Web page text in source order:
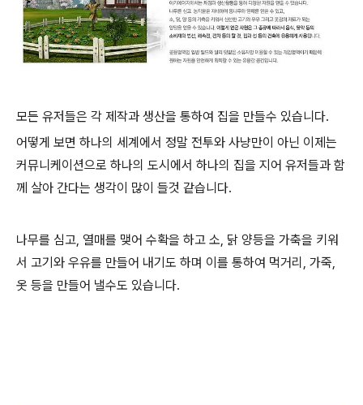
모든 유저들은 각 제작과 생산을 통하여 집을 만들수 있습니다.
어떻게 보면 하나의 세계에서 정말 전투와 사냥만이 아닌 이제는
커뮤니케이션으로 하나의 도시에서 하나의 집을 지어 유저들과 함
께 살아 간다는 생각이 많이 들것 같습니다.
나무를 심고, 열매를 맺어 수확을 하고 소, 닭 양등을 가축을 키워
서 고기와 우유를 만들어 내기도 하며 이를 통하여 먹거리, 가죽,
옷 등을 만들어 낼수도 있습니다.